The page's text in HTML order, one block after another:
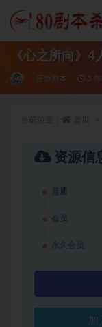
《心之所向》
最新剧本 3 年
资源信
普通
会员
永久会员
加